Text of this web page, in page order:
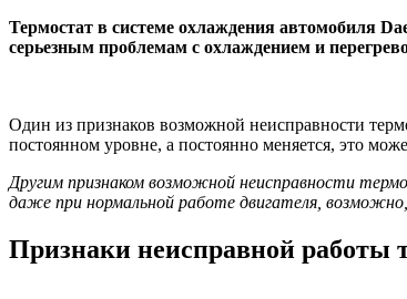
Термостат в системе охлаждения автомобиля
серьезным проблемам с охлаждением и
Один из признаков возможной неисправности
постоянном уровне, а постоянно меняется, это
Другим признаком возможной неисправности
даже при нормальной работе двигателя,
Признаки неисправной работы